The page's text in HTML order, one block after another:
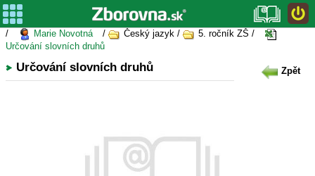
/ Marie Novotná / Český jazyk /
5. ročník ZŠ /
Určování slovních druhů
Určování slovních druhů Zpět